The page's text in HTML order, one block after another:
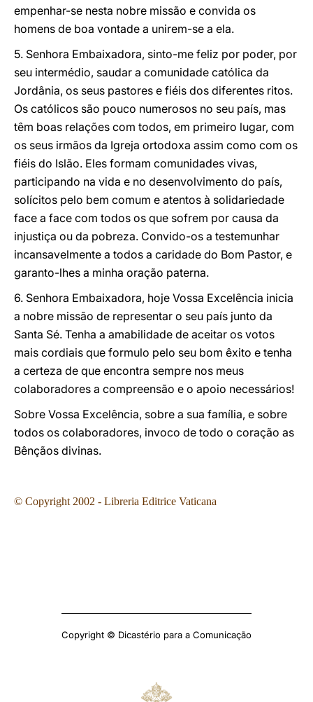
empenhar-se nesta nobre missão e convida os
homens de boa vontade a unirem-se a ela.
5. Senhora Embaixadora, sinto-me feliz por poder, por
seu intermédio, saudar a comunidade católica da
Jordânia, os seus pastores e fiéis dos diferentes ritos.
Os católicos são pouco numerosos no seu país, mas
têm boas relações com todos, em primeiro lugar, com
os seus irmãos da Igreja ortodoxa assim como com os
fiéis do Islão. Eles formam comunidades vivas,
participando na vida e no desenvolvimento do país,
solícitos pelo bem comum e atentos à solidariedade
face a face com todos os que sofrem por causa da
injustiça ou da pobreza. Convido-os a testemunhar
incansavelmente a todos a caridade do Bom Pastor, e
garanto-lhes a minha oração paterna.
6. Senhora Embaixadora, hoje Vossa Excelência inicia
a nobre missão de representar o seu país junto da
Santa Sé. Tenha a amabilidade de aceitar os votos
mais cordiais que formulo pelo seu bom êxito e tenha
a certeza de que encontra sempre nos meus
colaboradores a compreensão e o apoio necessários!
Sobre Vossa Excelência, sobre a sua família, e sobre
todos os colaboradores, invoco de todo o coração as
Bênçãos divinas.
© Copyright 2002 - Libreria Editrice Vaticana
Copyright © Dicastério para a Comunicação